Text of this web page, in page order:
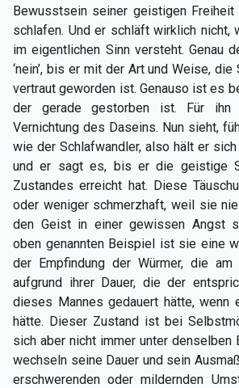
Bewusstsein seiner geistigen Freiheit
schlafen. Und er schläft wirklich nicht,
im eigentlichen Sinn versteht. Genau
‘nein’, bis er mit der Art und Weise,
vertraut geworden ist. Genauso ist es
der gerade gestorben ist. Für
Vernichtung des Daseins. Nun sieht,
wie der Schlafwandler, also hält er
und er sagt es, bis er die geistige
Zustandes erreicht hat. Diese
oder weniger schmerzhaft, weil sie
den Geist in einer gewissen Angst
oben genannten Beispiel ist sie eine
der Empfindung der Würmer, die am
aufgrund ihrer Dauer, die der
dieses Mannes gedauert hätte, wenn
hätte. Dieser Zustand ist bei
sich aber nicht immer unter denselben
wechseln seine Dauer und sein
erschwerenden oder mildernden